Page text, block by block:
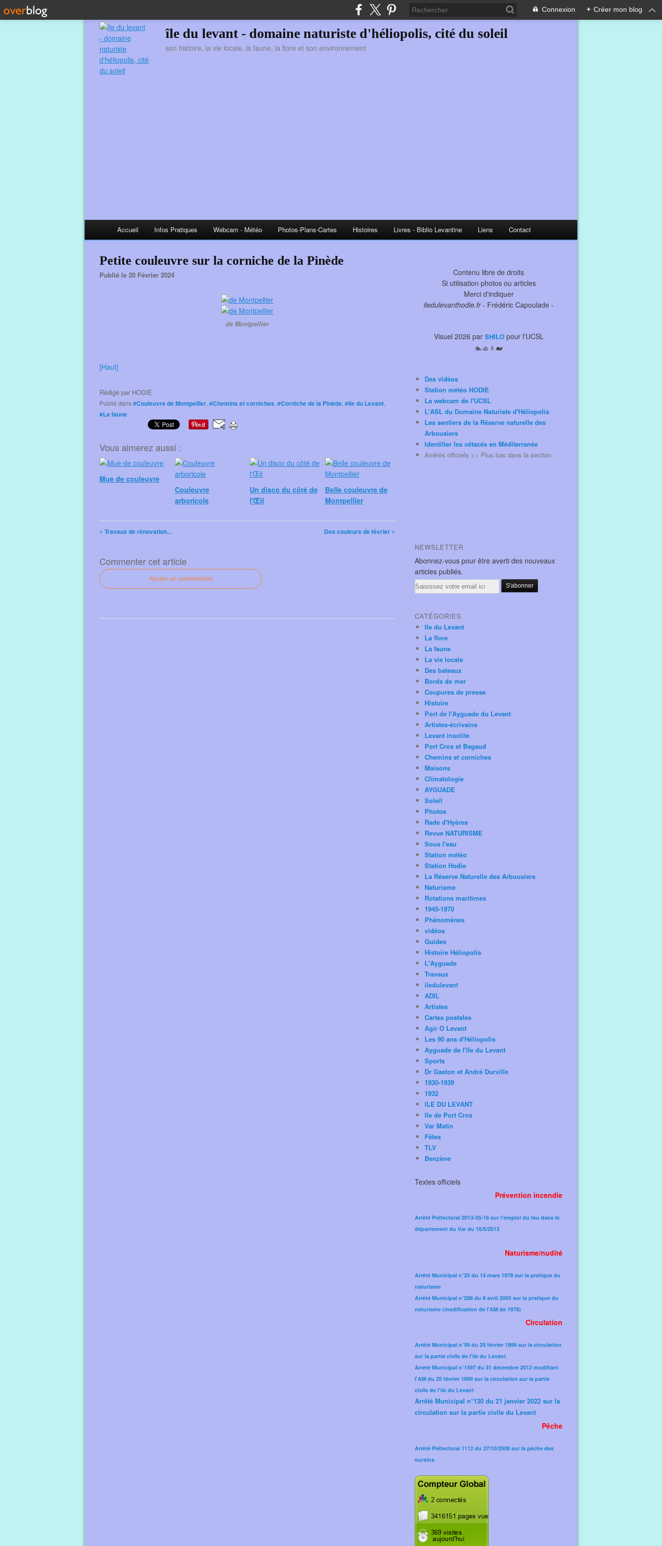
Connexion + Créer mon blog
île du levant - domaine naturiste d'héliopolis, cité du soleil
son histoire, la vie locale, la faune, la flore et son environnement
Accueil Infos Pratiques Webcam - Météo Photos-Plans-Cartes Histoires Livres - Biblio Levantine Liens Contact
Petite couleuvre sur la corniche de la Pinède
Publié le 20 Février 2024
de Montpellier
[Haut]
Rédigé par HODIE
Publié dans#Couleuvre de Montpellier, #Chemins et corniches, #Corniche de la Pinède, #Ile du Levant,
#La faune
Vous aimerez aussi :
Mue de couleuvre
Couleuvre
arboricole
Un disco du côté de
l'Œil
Belle couleuvre de
Montpellier
« Travaux de rénovation... Des couleurs de février »
Commenter cet article
Ajouter un commentaire
Contenu libre de droits
Si utilisation photos ou articles
Merci d'indiquer
iledulevanthodie.fr- Frédéric Capoulade -
Visuel 2026 par SHILOpour l'UCSL
🏊🚣🚶🐋
Des vidéos
Station météo HODIE
La webcam de l'UCSL
L'ASL du Domaine Naturiste d'Héliopolis
Les sentiers de la Réserve naturelle des
Arbousiers
Identifier les cétacés en Méditerranée
Arrêtés officiels >> Plus bas dans la section
NEWSLETTER
Abonnez-vous pour être averti des nouveaux
articles publiés.
Email
CATÉGORIES
Ile du Levant
La flore
La faune
La vie locale
Des bateaux
Bords de mer
Coupures de presse
Histoire
Port de l'Ayguade du Levant
Artistes-écrivains
Levant insolite
Port Cros et Bagaud
Chemins et corniches
Maisons
Climatologie
AYGUADE
Soleil
Photos
Rade d'Hyères
Revue NATURISME
Sous l'eau
Station météo
Station Hodie
La Réserve Naturelle des Arbousiers
Naturisme
Rotations maritimes
1945-1970
Phénomènes
vidéos
Guides
Histoire Héliopolis
L'Ayguade
Travaux
iledulevant
ADIL
Artistes
Cartes postales
Agir O Levant
Les 90 ans d'Héliopolis
Ayguade de l'île du Levant
Sports
Dr Gaston et André Durville
1930-1939
1932
ILE DU LEVANT
Ile de Port Cros
Var Matin
Fêtes
TLV
Benzène
Textes officiels
Prévention incendie
Arrêté Préfectoral 2013-05-16 sur l'emploi du feu dans le
département du Var du 16/5/2013
Naturisme/nudité
Arrêté Municipal n°25 du 14 mars 1978 sur la pratique du
naturisme
Arrêté Municipal n°288 du 8 avril 2005 sur la pratique du
naturisme (modification de l'AM de 1978)​
Circulation
Arrêté Municipal n°59 du 25 février 1999 sur la circulation
sur la partie civile de l'île du Levant
Arrêté Municipal n°1497 du 31 décembre 2012 modifiant
l'AM du 25 février 1999 sur la circulation sur la partie
civile de l'île du Levant
Arrêté Municipal n°130 du 21 janvier 2022 sur la
circulation sur la partie civile du Levant
Pêche
Arrêté Préfectoral 1112 du 27/10/2008 sur la pêche des
oursins